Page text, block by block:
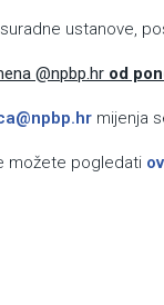
ustanove,
@npbp.hr od
mijenja
možete pogledati